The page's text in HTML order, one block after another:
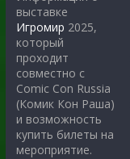
выставке
Игромир 2025,
который
проходит
совместно с
Comic Con Russia
(Комик Кон Раша)
и возможность
купить билеты на
мероприятие.